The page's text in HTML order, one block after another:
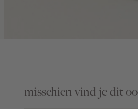
misschien vind je dit